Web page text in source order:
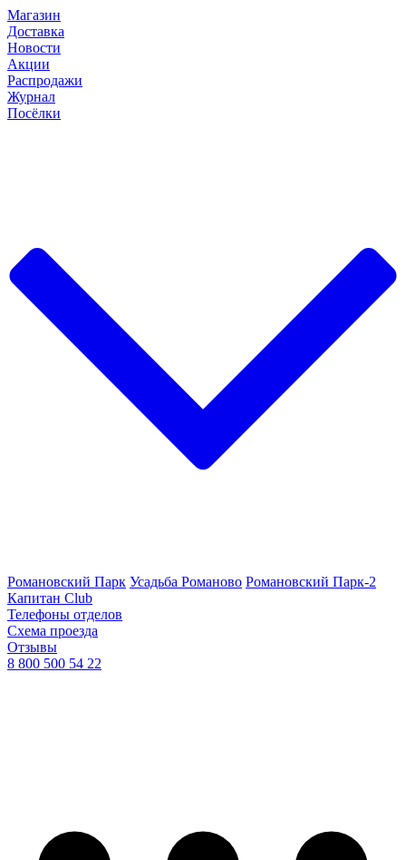
Магазин
Доставка
Новости
Акции
Распродажи
Журнал
Посёлки
Романовский Парк Усадьба Романово Романовский Парк-2
Капитан Club
Телефоны отделов
Схема проезда
Отзывы
8 800 500 54 22